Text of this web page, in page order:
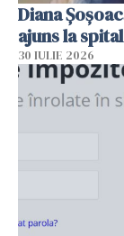
Diana
ajuns la spital
30 IULIE 2026